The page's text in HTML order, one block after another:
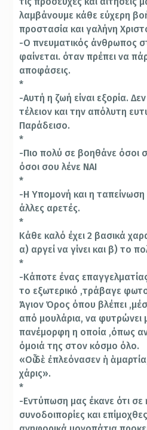
λαμβάνουμε κάθε εύχερη
προστασία και γαλήνη
-Ο πνευματικός άνθρωπος
φαίνεται. όταν πρέπει να
αποφάσεις.
*
-Αυτή η ζωή είναι εξορία.
τέλειον και την απόλυτη
Παράδεισο.
*
-Πιο πολύ σε βοηθάνε όσοι
όσοι σου λένε ΝΑΙ
*
-Η Υπομονή και η ταπείνωση
άλλες αρετές.
*
Κάθε καλό έχει 2 βασικά
α) αργεί να γίνει και β) το
*
-Κάποτε ένας
το εξωτερικό ,τράβαγε
Άγιον Όρος όπου βλέπει
από μουλάρια, να φυτρώνει
πανέμορφη η οποία ,όπως
όμοιά της στον κόσμο όλο.
«Οὗ δὲ ἐπλεόνασεν ἡ
χάρις».
*
-Εντύπωση μας έκανε ότι σε
συνοδοιπορίες και